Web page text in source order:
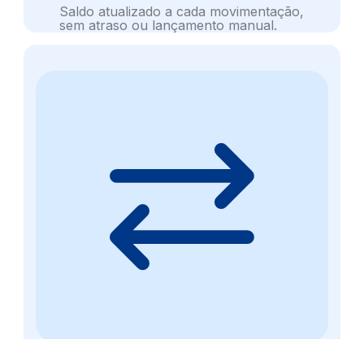
Saldo atualizado a cada movimentação,
sem atraso ou lançamento manual.